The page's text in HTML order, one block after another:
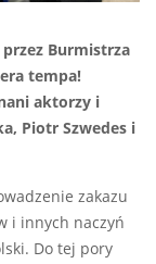
Burmistrza
tempa!
aktorzy i
Piotr Szwedes i
zakazu
i innych naczyń
Do tej pory